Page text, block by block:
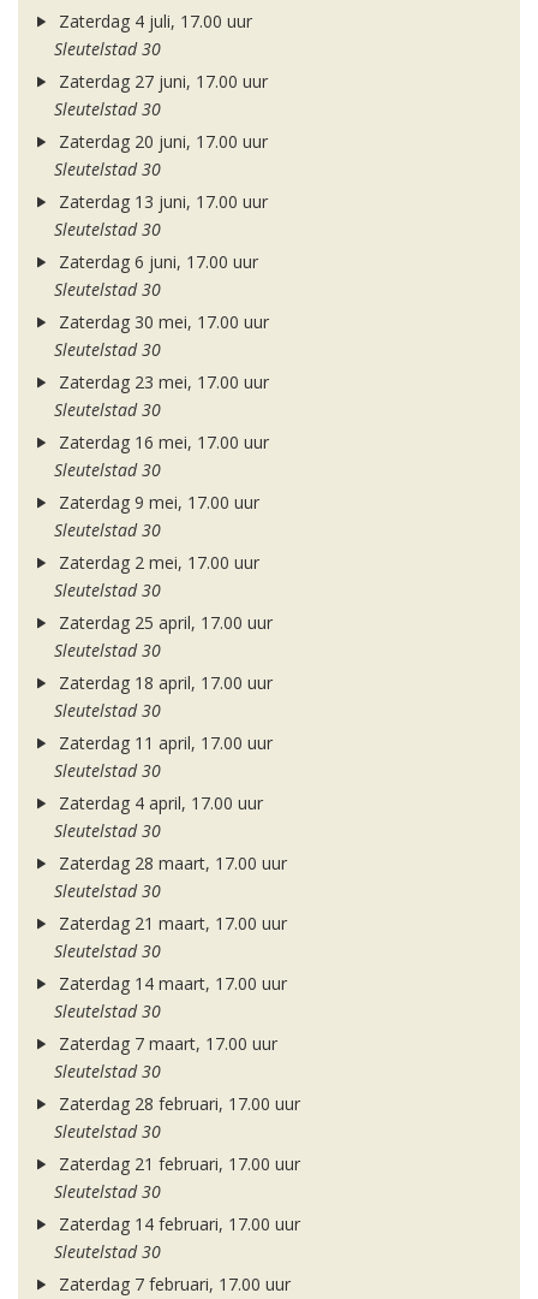
Zaterdag 4 juli, 17.00 uur
Sleutelstad 30
Zaterdag 27 juni, 17.00 uur
Sleutelstad 30
Zaterdag 20 juni, 17.00 uur
Sleutelstad 30
Zaterdag 13 juni, 17.00 uur
Sleutelstad 30
Zaterdag 6 juni, 17.00 uur
Sleutelstad 30
Zaterdag 30 mei, 17.00 uur
Sleutelstad 30
Zaterdag 23 mei, 17.00 uur
Sleutelstad 30
Zaterdag 16 mei, 17.00 uur
Sleutelstad 30
Zaterdag 9 mei, 17.00 uur
Sleutelstad 30
Zaterdag 2 mei, 17.00 uur
Sleutelstad 30
Zaterdag 25 april, 17.00 uur
Sleutelstad 30
Zaterdag 18 april, 17.00 uur
Sleutelstad 30
Zaterdag 11 april, 17.00 uur
Sleutelstad 30
Zaterdag 4 april, 17.00 uur
Sleutelstad 30
Zaterdag 28 maart, 17.00 uur
Sleutelstad 30
Zaterdag 21 maart, 17.00 uur
Sleutelstad 30
Zaterdag 14 maart, 17.00 uur
Sleutelstad 30
Zaterdag 7 maart, 17.00 uur
Sleutelstad 30
Zaterdag 28 februari, 17.00 uur
Sleutelstad 30
Zaterdag 21 februari, 17.00 uur
Sleutelstad 30
Zaterdag 14 februari, 17.00 uur
Sleutelstad 30
Zaterdag 7 februari, 17.00 uur